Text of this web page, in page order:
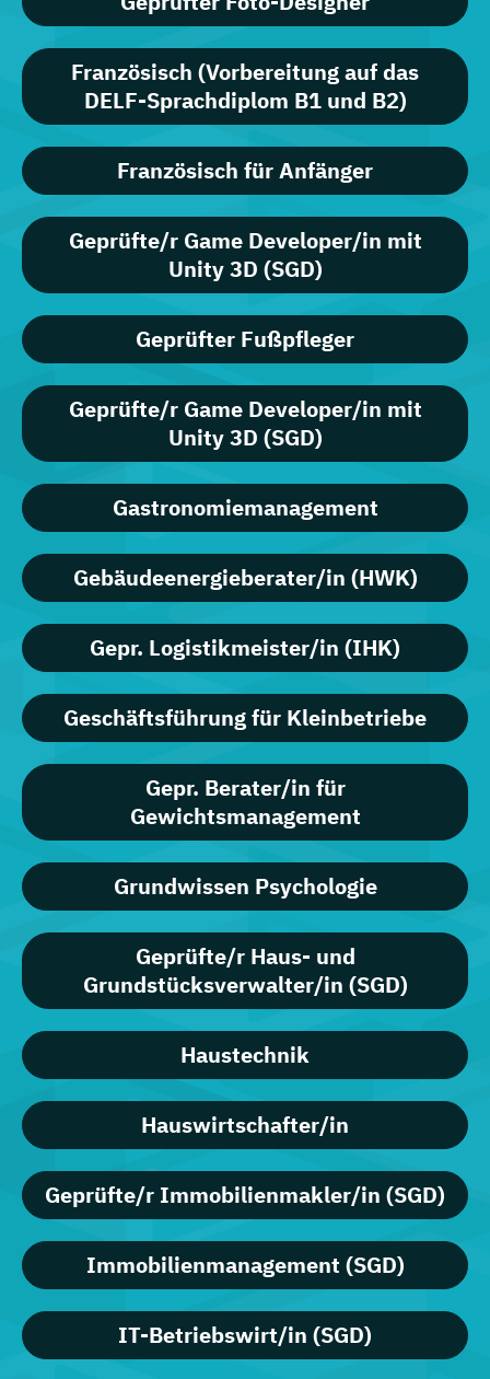
Französisch (Vorbereitung auf das
DELF-Sprachdiplom B1 und B2)
Französisch für Anfänger
Geprüfte/r Game Developer/in mit
Unity 3D (SGD)
Geprüfter Fußpfleger
Geprüfte/r Game Developer/in mit
Unity 3D (SGD)
Gastronomiemanagement
Gebäudeenergieberater/in (HWK)
Gepr. Logistikmeister/in (IHK)
Geschäftsführung für Kleinbetriebe
Gepr. Berater/in für
Gewichtsmanagement
Grundwissen Psychologie
Geprüfte/r Haus- und
Grundstücksverwalter/in (SGD)
Haustechnik
Hauswirtschafter/in
Geprüfte/r Immobilienmakler/in (SGD)
Immobilienmanagement (SGD)
IT-Betriebswirt/in (SGD)